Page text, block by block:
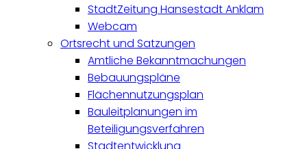
StadtZeitung Hansestadt Anklam
Webcam
Ortsrecht und Satzungen
Amtliche Bekanntmachungen
Bebauungspläne
Flächennutzungsplan
Bauleitplanungen im
Beteiligungsverfahren
Stadtentwicklung